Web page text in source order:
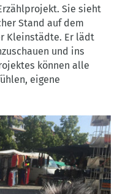
Sie sieht
Stand auf dem
Kleinstädte. Er lädt
und ins
können alle
eigene